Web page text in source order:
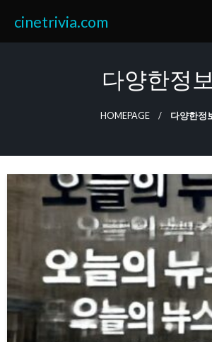
content
cinetrivia.com
다양한정보
HOMEPAGE 다양한정